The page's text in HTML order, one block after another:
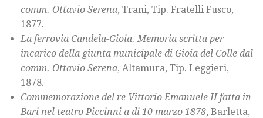
comm. Ottavio Serena, Trani, Tip. Fratelli Fusco,
1877.
La ferrovia Candela-Gioia. Memoria scritta per
incarico della giunta municipale di Gioia del Colle dal
comm. Ottavio Serena, Altamura, Tip. Leggieri,
1878.
Commemorazione del re Vittorio Emanuele II fatta in
Bari nel teatro Piccinni a di 10 marzo 1878, Barletta,